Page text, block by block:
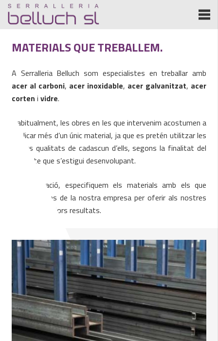
MATERIALS QUE TREBALLEM.
A Serralleria Belluch som especialistes en treballar amb
acer al carboni, acer inoxidable, acer galvanitzat, acer
corten i vidre.
Habitualment, les obres en les que intervenim acostumen a
implicar més d’un únic material, ja que es pretén utilitzar les
millors qualitats de cadascun d’ells, segons la finalitat del
producte que s’estigui desenvolupant.
A continuació, especifiquem els materials amb els que
treballem des de la nostra empresa per oferir als nostres
clients els millors resultats.